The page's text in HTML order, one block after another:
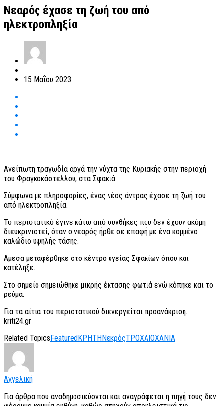
Νεαρός έχασε τη ζωή του από
ηλεκτροπληξία
15 Μαΐου 2023
Ανείπωτη τραγωδία αργά την νύχτα της Κυριακής στην περιοχή
του Φραγκοκάστελλου, στα Σφακιά.
Σύμφωνα με πληροφορίες, ένας νέος άντρας έχασε τη ζωή του
από ηλεκτροπληξία.
Το περιστατικό έγινε κάτω από συνθήκες που δεν έχουν ακόμη
διευκρινιστεί, όταν ο νεαρός ήρθε σε επαφή με ένα κομμένο
καλώδιο υψηλής τάσης.
Αμεσα μεταφέρθηκε στο κέντρο υγείας Σφακίων όπου και
κατέληξε.
Στο σημείο σημειώθηκε μικρής έκτασης φωτιά ενώ κόπηκε και το
ρεύμα.
Για τα αίτια του περιστατικού διενεργείται προανάκριση.
kriti24.gr
Related Topics Featured ΚΡΗΤΗ ΝεκρόςΤΡΟΧΑΙΟΧΑΝΙΑ
Αγγελική
Για άρθρα που αναδημοσιεύονται και αναγράφεται η πηγή τους δεν